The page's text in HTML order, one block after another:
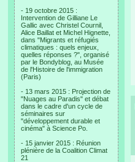
- 19 octobre 2015 :
Intervention de Gilliane Le
Gallic avec Christel Cournil,
Alice Baillat et Michel Hignette,
dans "Migrants et réfugiés
climatiques : quels enjeux,
quelles réponses ?", organisé
par le Bondyblog, au Musée
de l'Histoire de l'immigration
(Paris)
- 13 mars 2015 : Projection de
"Nuages au Paradis" et débat
dans le cadre d'un cycle de
séminaires sur
"développement durable et
cinéma" à Science Po.
- 15 janvier 2015 : Réunion
plénière de la Coalition Climat
21